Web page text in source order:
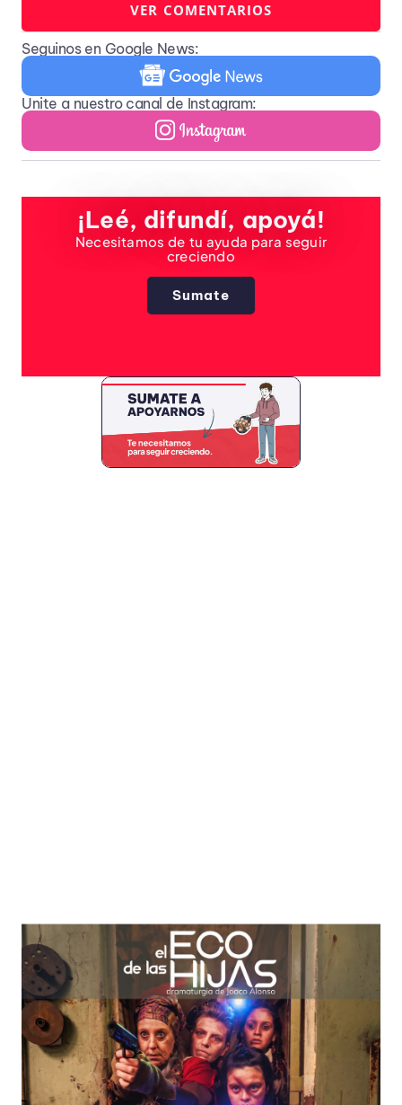
VER COMENTARIOS
Seguinos en Google News:
Unite a nuestro canal de Instagram:
¡Leé, difundí, apoyá!
Necesitamos de tu ayuda para seguir
creciendo
Sumate